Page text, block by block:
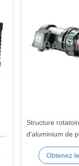
Structure
d'aluminium de
160CFM
Obtenez